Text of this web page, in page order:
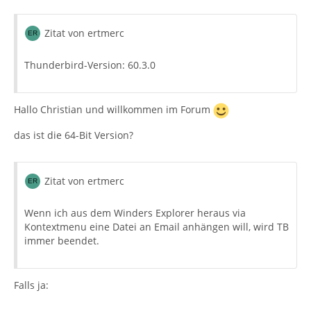
Zitat von ertmerc
Thunderbird-Version: 60.3.0
Hallo Christian und willkommen im Forum
das ist die 64-Bit Version?
Zitat von ertmerc
Wenn ich aus dem Winders Explorer heraus via
Kontextmenu eine Datei an Email anhängen will, wird TB
immer beendet.
Falls ja: